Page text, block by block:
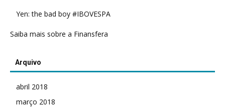
Yen: the bad boy #IBOVESPA
Saiba mais sobre a Finansfera
Arquivo
abril 2018
março 2018